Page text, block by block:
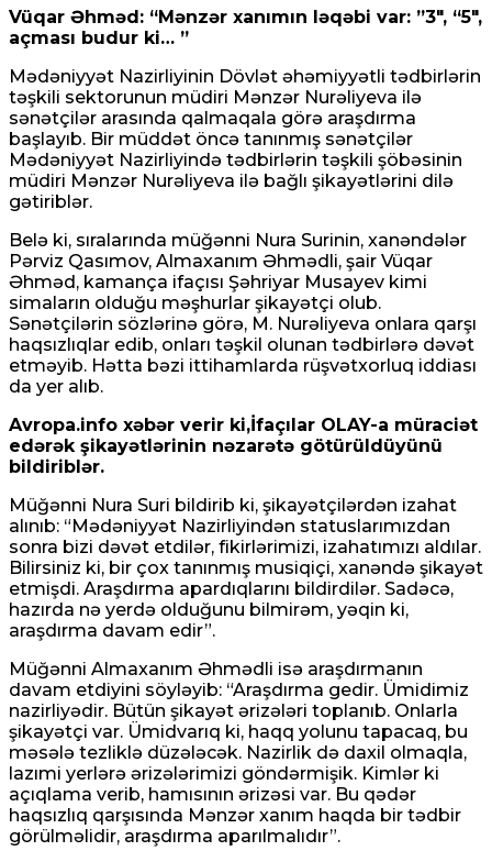
Vüqar Əhməd: “Mənzər xanımın ləqəbi var: ”3″, “5″,
açması budur ki… ”
Mədəniyyət Nazirliyinin Dövlət əhəmiyyətli tədbirlərin
təşkili sektorunun müdiri Mənzər Nurəliyeva ilə
sənətçilər arasında qalmaqala görə araşdırma
başlayıb. Bir müddət öncə tanınmış sənətçilər
Mədəniyyət Nazirliyində tədbirlərin təşkili şöbəsinin
müdiri Mənzər Nurəliyeva ilə bağlı şikayətlərini dilə
gətiriblər.
Belə ki, sıralarında müğənni Nura Surinin, xanəndələr
Pərviz Qasımov, Almaxanım Əhmədli, şair Vüqar
Əhməd, kamança ifaçısı Şəhriyar Musayev kimi
simaların olduğu məşhurlar şikayətçi olub.
Sənətçilərin sözlərinə görə, M. Nurəliyeva onlara qarşı
haqsızlıqlar edib, onları təşkil olunan tədbirlərə dəvət
etməyib. Hətta bəzi ittihamlarda rüşvətxorluq iddiası
da yer alıb.
Avropa.info xəbər verir ki,İfaçılar OLAY-a müraciət
edərək şikayətlərinin nəzarətə götürüldüyünü
bildiriblər.
Müğənni Nura Suri bildirib ki, şikayətçilərdən izahat
alınıb: “Mədəniyyət Nazirliyindən statuslarımızdan
sonra bizi dəvət etdilər, fikirlərimizi, izahatımızı aldılar.
Bilirsiniz ki, bir çox tanınmış musiqiçi, xanəndə şikayət
etmişdi. Araşdırma apardıqlarını bildirdilər. Sadəcə,
hazırda nə yerdə olduğunu bilmirəm, yəqin ki,
araşdırma davam edir”.
Müğənni Almaxanım Əhmədli isə araşdırmanın
davam etdiyini söyləyib: “Araşdırma gedir. Ümidimiz
nazirliyədir. Bütün şikayət ərizələri toplanıb. Onlarla
şikayətçi var. Ümidvarıq ki, haqq yolunu tapacaq, bu
məsələ tezliklə düzələcək. Nazirlik də daxil olmaqla,
lazımi yerlərə ərizələrimizi göndərmişik. Kimlər ki
açıqlama verib, hamısının ərizəsi var. Bu qədər
haqsızlıq qarşısında Mənzər xanım haqda bir tədbir
görülməlidir, araşdırma aparılmalıdır”.